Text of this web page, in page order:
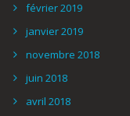
février 2019
janvier 2019
novembre 2018
juin 2018
avril 2018